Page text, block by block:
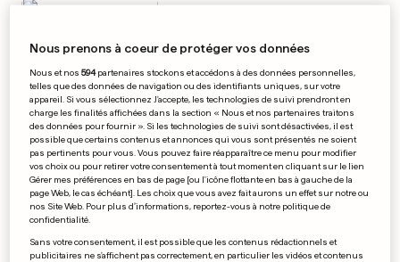
Procès reporté pour UBS
Un cycliste se tue à
Hovelange
Nous prenons à coeur de protéger vos données
Nous et nos594partenaires stockons et accédons à des données personnelles,
telles que des données de navigation ou des identifiants uniques, sur votre
appareil. Si vous sélectionnez J'accepte, les technologies de suivi prendront en
charge les finalités affichées dans la section « Nous et nos partenaires traitons
des données pour fournir ». Si les technologies de suivi sont désactivées, il est
possible que certains contenus et annonces qui vous sont présentés ne soient
pas pertinents pour vous. Vous pouvez faire réapparaître ce menu pour modifier
vos choix ou pour retirer votre consentement à tout moment en cliquant sur le lien
Gérer mes préférences en bas de page [ou l'icône flottante en bas à gauche de la
page Web, le cas échéant]. Les choix que vous avez fait aurons un effet sur notre ou
nos Site Web. Pour plus d’informations, reportez-vous à notre politique de
confidentialité.
Sans votre consentement, il est possible que les contenus rédactionnels et
publicitaires ne s'affichent pas correctement, en particulier les vidéos et contenus